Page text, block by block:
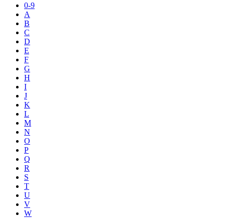
0-9
A
B
C
D
E
F
G
H
I
J
K
L
M
N
O
P
Q
R
S
T
U
V
W